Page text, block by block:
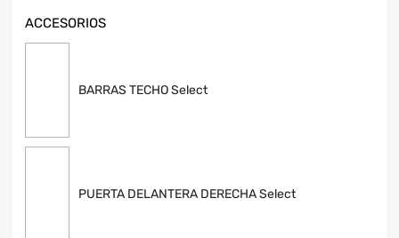
ACCESORIOS
BARRAS TECHO Select
PUERTA DELANTERA DERECHA Select